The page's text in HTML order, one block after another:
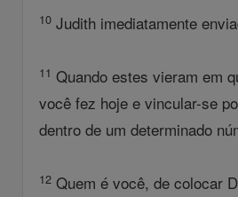
10 Judith imediatamente
11 Quando estes vieram em
você fez hoje e vincular-se
dentro de um determinado
12 Quem é você, de colocar